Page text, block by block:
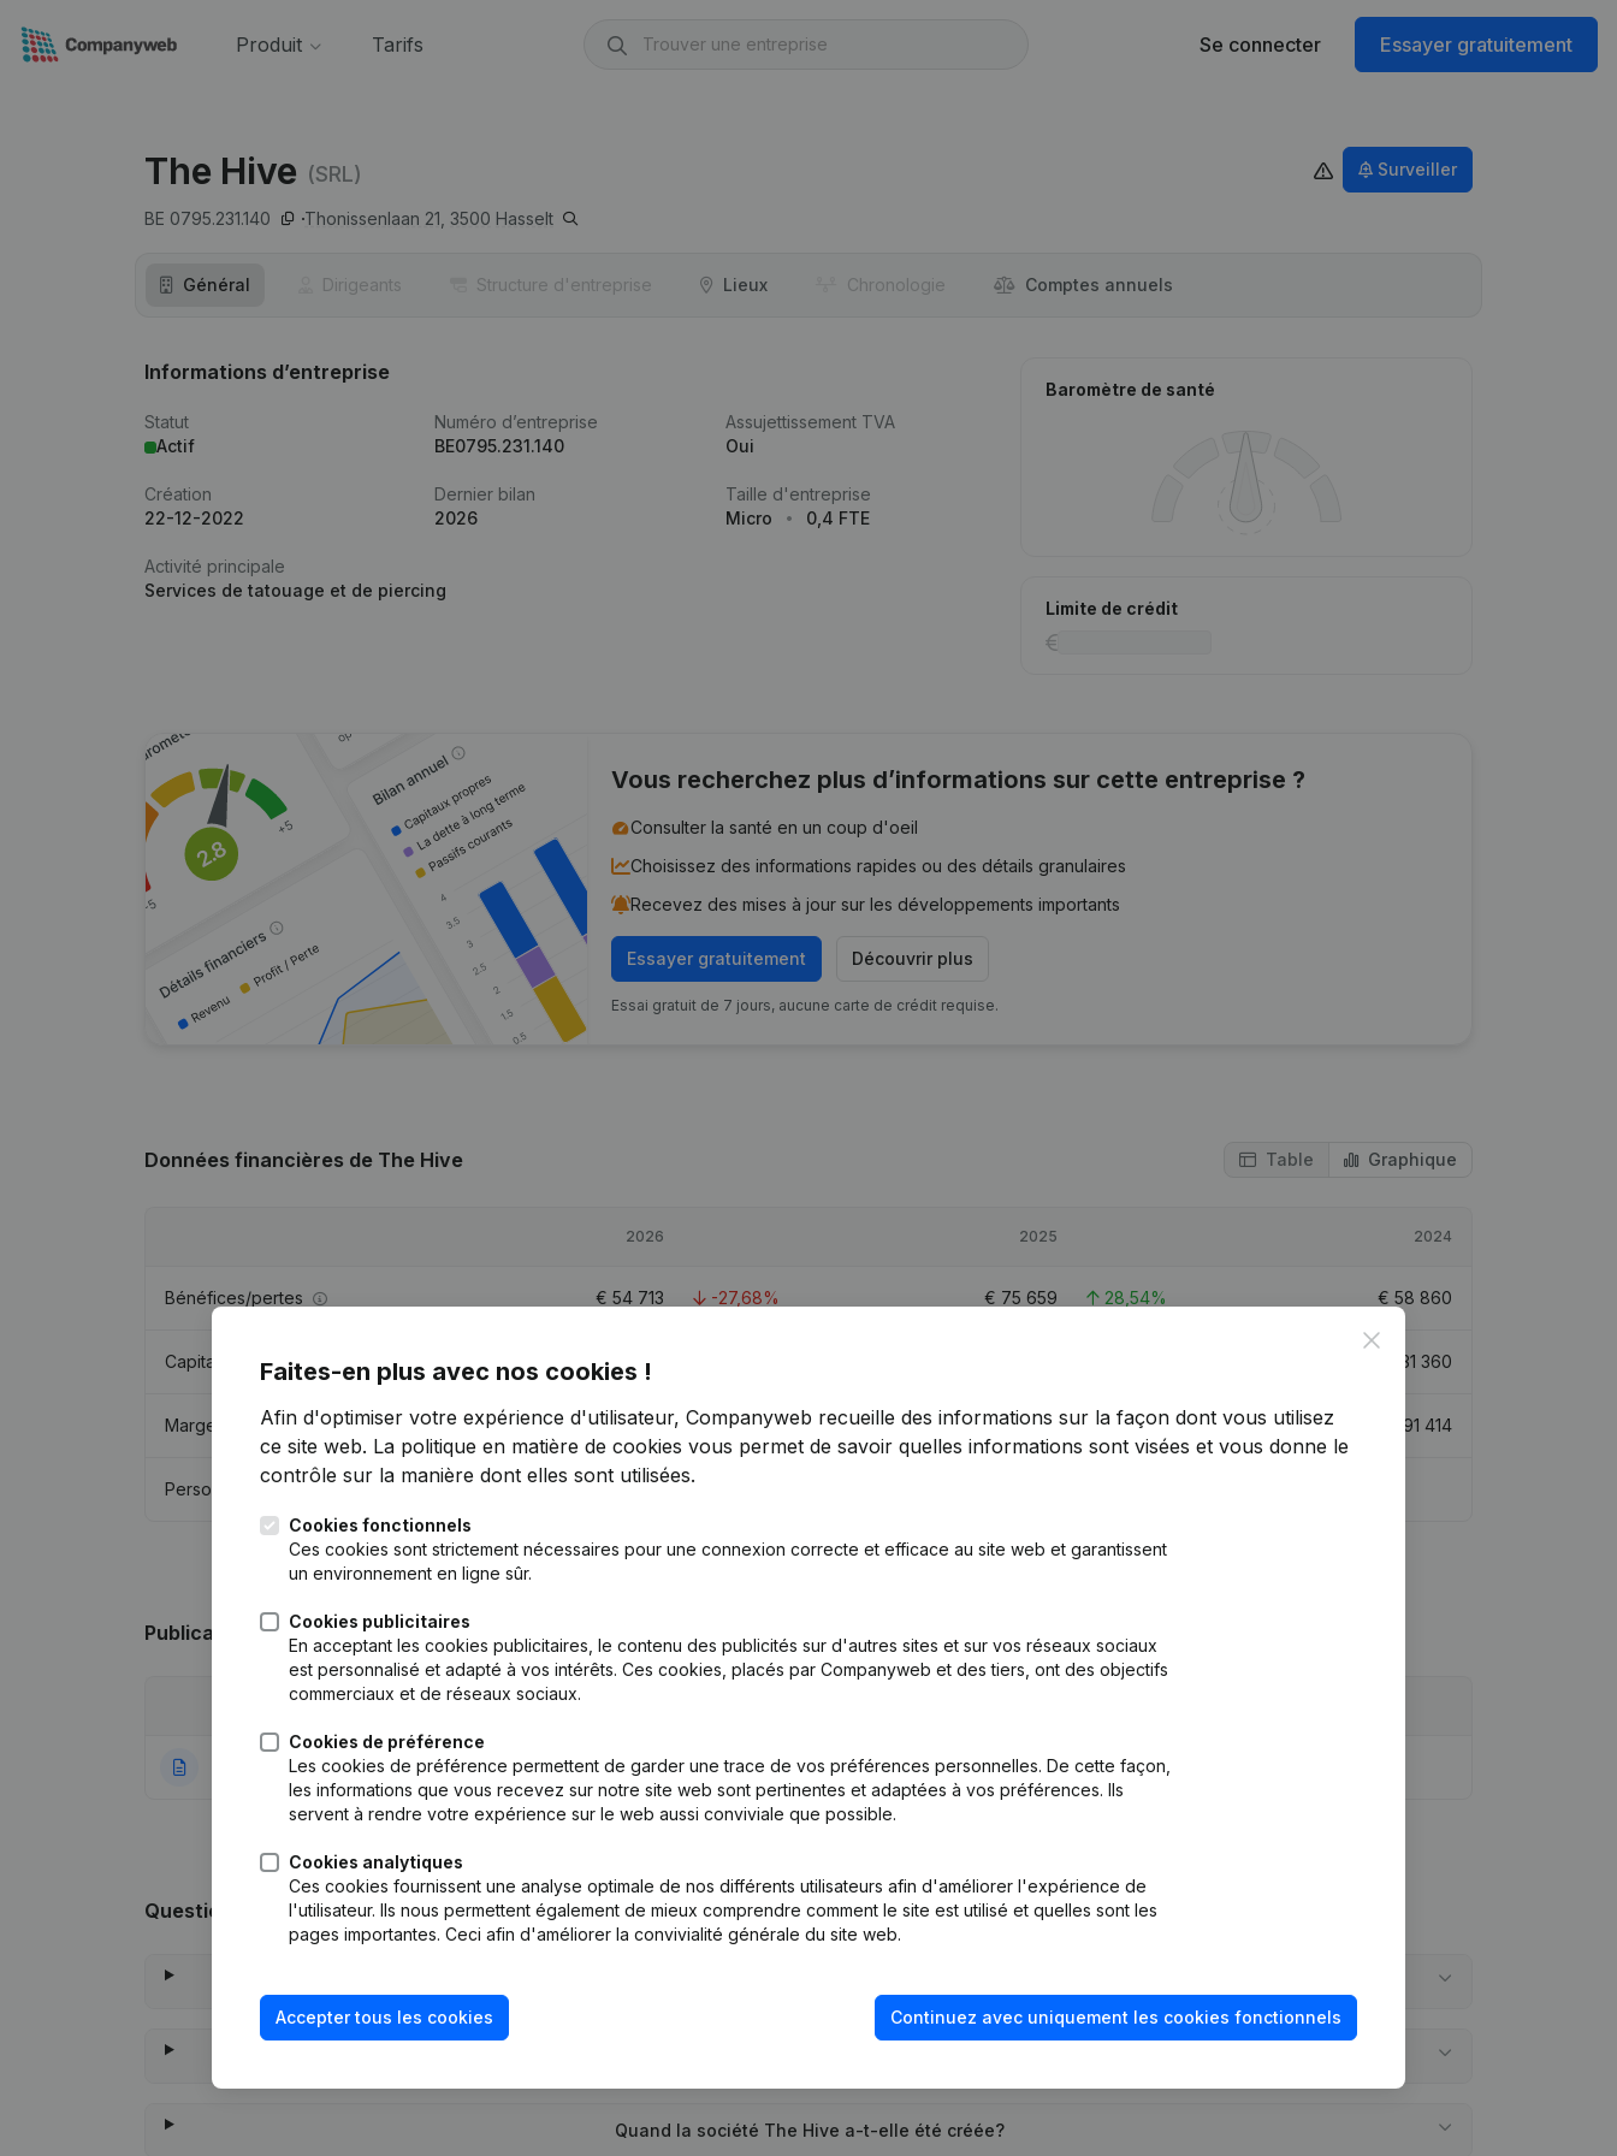
Produit Tarifs Se connecter Essayer gratuitement
The Hive (SRL)
BE 0795.231.140 Thonissenlaan 21, 3500 Hasselt
Surveiller
Général Dirigeants Structure d'entreprise Lieux Chronologie Comptes annuels
Informations d’entreprise
Statut
Actif
Numéro d’entreprise
BE0795.231.140
Assujettissement TVA
Oui
Création
22-12-2022
Dernier bilan
2026
Taille d'entreprise
Micro
0,4 FTE
Activité principale
Services de tatouage et de piercing
Baromètre de santé
Limite de crédit
Vous recherchez plus d’informations sur cette entreprise ?
Consulter la santé en un coup d'oeil
Choisissez des informations rapides ou des détails granulaires
Recevez des mises à jour sur les développements importants
Essayer gratuitement Découvrir plus
Essai gratuit de 7 jours, aucune carte de crédit requise.
Données financières de The Hive Table Graphique
2026 2025 2024
Bénéfices/pertes € 54 713 -27,68% € 75 659 28,54% € 58 860
Capitaux propres €161 732 31 360
Marge brute €116 005 -7,52% €125 441 37,22% 91 414
Personnel 0,4
Publicationsde The Hive
Publication
27-12-2022 Rubrique Constitution (Nouvelle Personne Morale, Ouverture Succursale, etc...)(NL)
Questions fréquemment posées
Quand la société The Hive a-t-elle été créée?
Close
Faites-en plus avec nos cookies !
Afin d'optimiser votre expérience d'utilisateur, Companyweb recueille des informations sur la façon dont vous utilisez
ce site web. La politique en matière de cookies vous permet de savoir quelles informations sont visées et vous donne le
contrôle sur la manière dont elles sont utilisées.
Cookies fonctionnels
Ces cookies sont strictement nécessaires pour une connexion correcte et efficace au site web et garantissent
un environnement en ligne sûr.
Cookies publicitaires
En acceptant les cookies publicitaires, le contenu des publicités sur d'autres sites et sur vos réseaux sociaux
est personnalisé et adapté à vos intérêts. Ces cookies, placés par Companyweb et des tiers, ont des objectifs
commerciaux et de réseaux sociaux.
Cookies de préférence
Les cookies de préférence permettent de garder une trace de vos préférences personnelles. De cette façon,
les informations que vous recevez sur notre site web sont pertinentes et adaptées à vos préférences. Ils
servent à rendre votre expérience sur le web aussi conviviale que possible.
Cookies analytiques
Ces cookies fournissent une analyse optimale de nos différents utilisateurs afin d'améliorer l'expérience de
l'utilisateur. Ils nous permettent également de mieux comprendre comment le site est utilisé et quelles sont les
pages importantes. Ceci afin d'améliorer la convivialité générale du site web.
Accepter tous les cookies Continuez avec uniquement les cookies fonctionnels